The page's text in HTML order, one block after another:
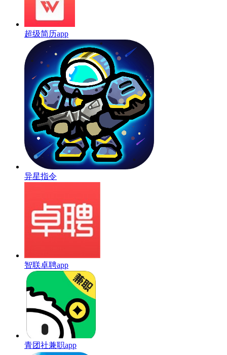
超级简历app
异星指令
智联卓聘app
青团社兼职app